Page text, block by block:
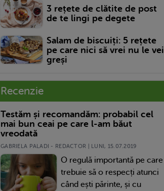
3 rețete de clătite de post
de te lingi pe degete
Salam de biscuiți: 5 rețete
pe care nici să vrei nu le vei
greși
Recenzie
Testăm și recomandăm: probabil cel
mai bun ceai pe care l-am băut
vreodată
GABRIELA PALADI - REDACTOR | LUNI, 15.07.2019
O regulă importantă pe care
trebuie să o respecți atunci
când ești părinte, și cu